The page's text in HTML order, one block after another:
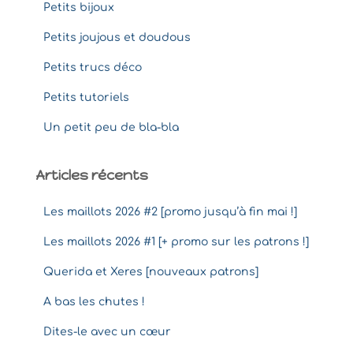
Petits bijoux
Petits joujous et doudous
Petits trucs déco
Petits tutoriels
Un petit peu de bla-bla
Articles récents
Les maillots 2026 #2 [promo jusqu’à fin mai !]
Les maillots 2026 #1 [+ promo sur les patrons !]
Querida et Xeres [nouveaux patrons]
A bas les chutes !
Dites-le avec un cœur